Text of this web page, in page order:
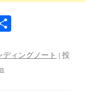
ディングノート | 投